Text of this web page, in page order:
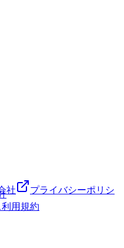
りません。軽くつまむ
う。 ヨーグルト＋ナッ
化吸収に優れています。
は腸内のビフィズス菌を
で、疲労回復にも役立ち
化作用があり、骨粗しょう
防するサポニンという成
たミネラルが豊富で、む
る働きが期待できます。
しすぎてストレスを溜め
選ぶことで、疲労回復や
選びで体も心も健やかに
。・.*☆。・.*☆。・.*☆
ジをしていただくと10％
ジ➡1万円増額で1万円5万
円3万円チャージ➡3,000
➡1,000円増額で1万1,000
適用されますがチャージ
ャージ分と同様にチャー
ますのでご注意くださ
。・.*☆。・.*☆。・.*☆
ッチ！じっくりほぐし
ッチ！Thai Stretchアリオ
（最終受付19：50）＜住
リオ葛西2F＜電話番号
電話になる場合がございま
ンライン予約＞
用規約
社
プライバシーポリシ